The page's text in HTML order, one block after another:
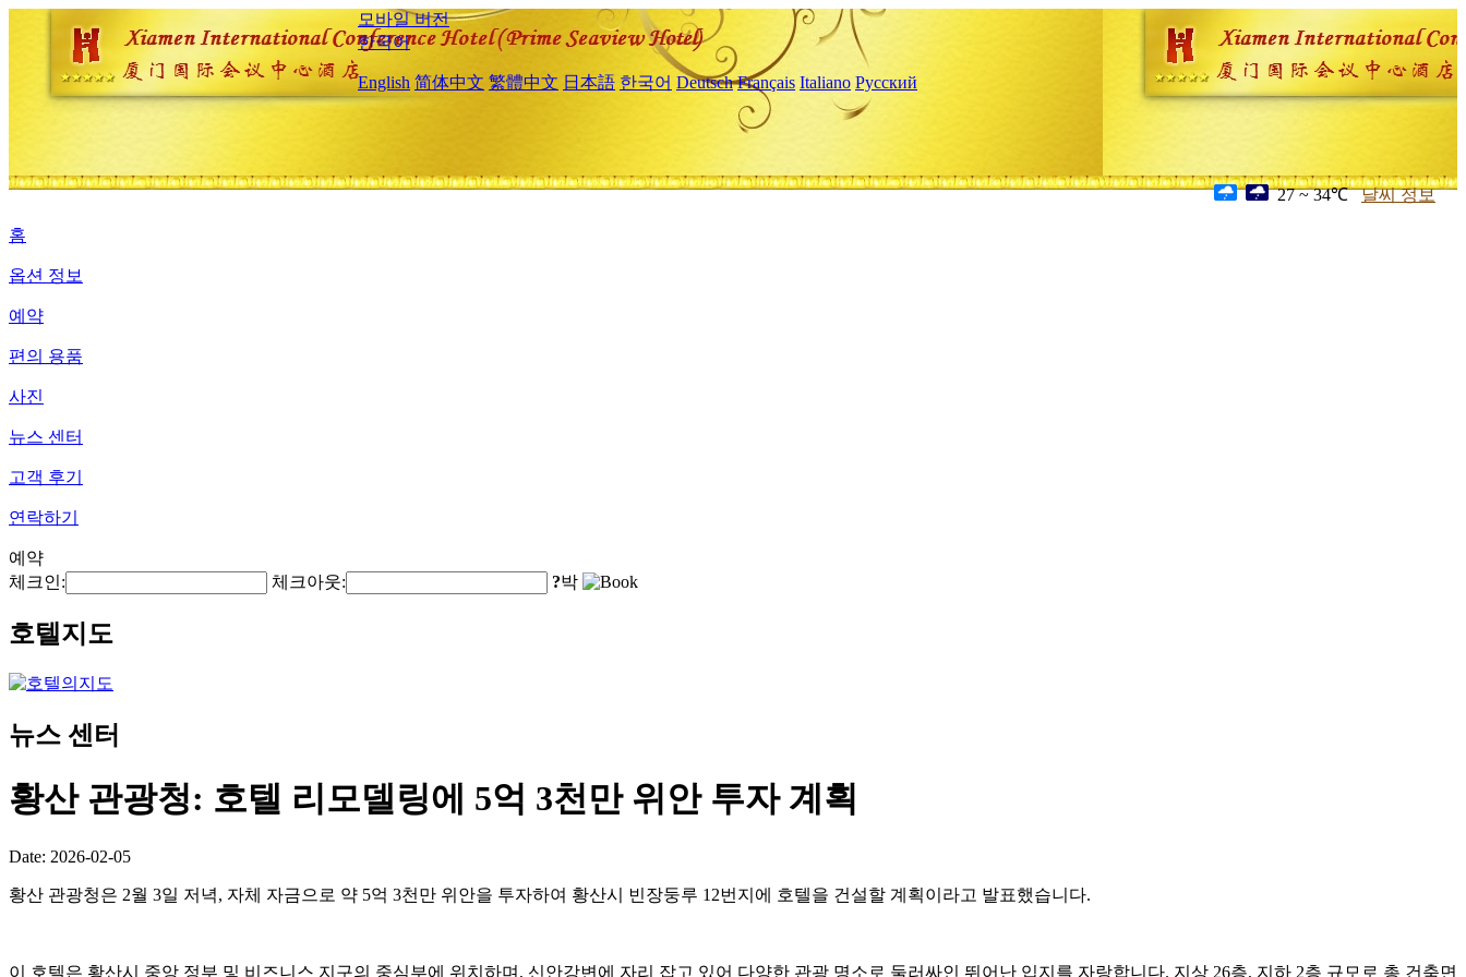
모바일 버전
한국어
English 简体中文 繁體中文 日本語 한국어 Deutsch Français Italiano Русский
27 ~ 34℃ 날씨 정보
홈
옵션 정보
예약
편의 용품
사진
뉴스 센터
고객 후기
연락하기
예약
체크인:
체크아웃: ?박
호텔지도
뉴스 센터
황산 관광청: 호텔 리모델링에 5억 3천만 위안 투자 계획
Date: 2026-02-05
황산 관광청은 2월 3일 저녁, 자체 자금으로 약 5억 3천만 위안을 투자하여 황산시 빈장둥루 12번지에 호텔을 건설할 계획이라고 발표했습니다.
이 호텔은 황산시 중앙 정부 및 비즈니스 지구의 중심부에 위치하며, 신안강변에 자리 잡고 있어 다양한 관광 명소로 둘러싸인 뛰어난 입지를 자랑합니다. 지상 26층, 지하 2층 규모로 총 건축면